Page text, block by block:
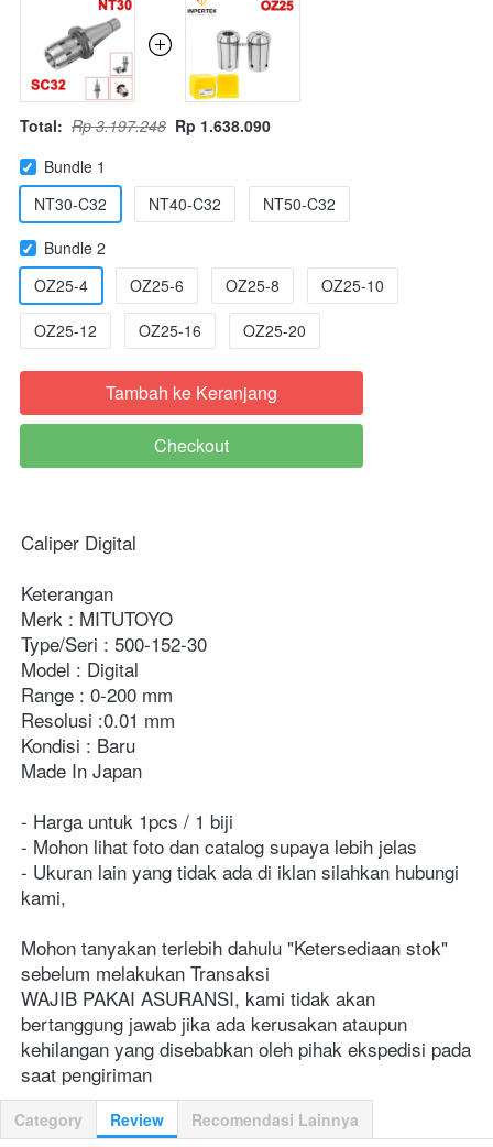
Total: Rp 3.197.248 Rp 1.638.090
Bundle 1
NT30-C32
NT40-C32
NT50-C32
Bundle 2
OZ25-4
OZ25-6 OZ25-8 OZ25-10
OZ25-12 OZ25-16 OZ25-20
`
Tambah ke Keranjang
`
Checkout
Caliper Digital
Keterangan
Merk : MITUTOYO
Type/Seri : 500-152-30
Model : Digital
Range : 0-200 mm
Resolusi :0.01 mm
Kondisi : Baru
Made In Japan
- Harga untuk 1pcs / 1 biji
- Mohon lihat foto dan catalog supaya lebih jelas
- Ukuran lain yang tidak ada di iklan silahkan hubungi
kami,
Mohon tanyakan terlebih dahulu "Ketersediaan stok"
sebelum melakukan Transaksi
WAJIB PAKAI ASURANSI, kami tidak akan
bertanggung jawab jika ada kerusakan ataupun
kehilangan yang disebabkan oleh pihak ekspedisi pada
saat pengiriman
Category Review Recomendasi Lainnya